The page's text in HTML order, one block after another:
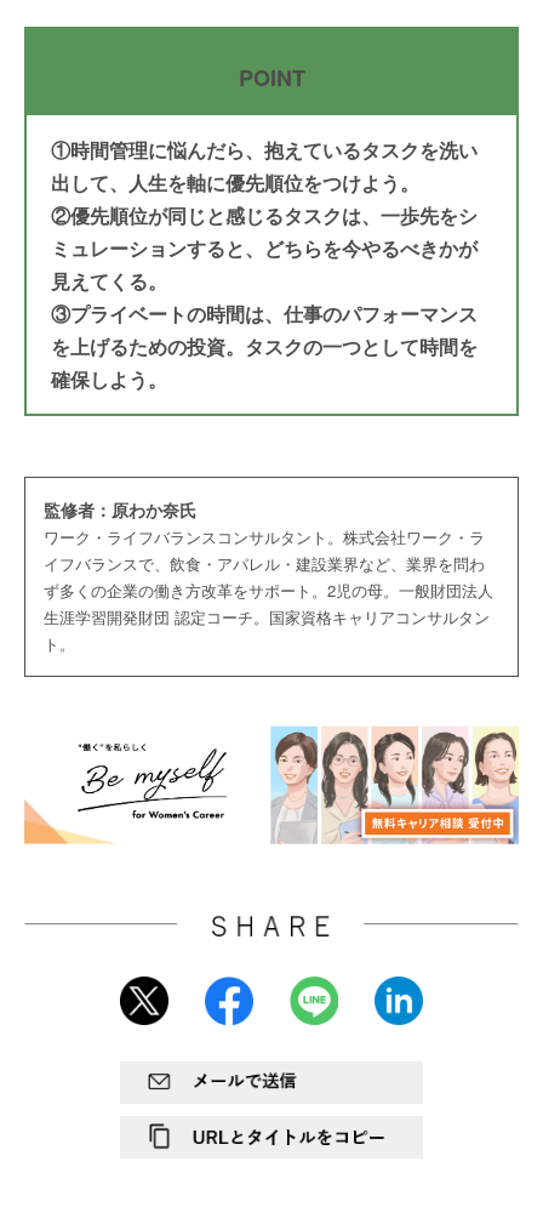
POINT
①時間管理に悩んだら、抱えているタスクを洗い
出して、人生を軸に優先順位をつけよう。
②優先順位が同じと感じるタスクは、一歩先をシ
ミュレーションすると、どちらを今やるべきかが
見えてくる。
③プライベートの時間は、仕事のパフォーマンス
を上げるための投資。タスクの一つとして時間を
確保しよう。
監修者：原わか奈氏
ワーク・ライフバランスコンサルタント。株式会社ワーク・ラ
イフバランスで、飲食・アパレル・建設業界など、業界を問わ
ず多くの企業の働き方改革をサポート。2児の母。一般財団法人
生涯学習開発財団 認定コーチ。国家資格キャリアコンサルタン
ト。